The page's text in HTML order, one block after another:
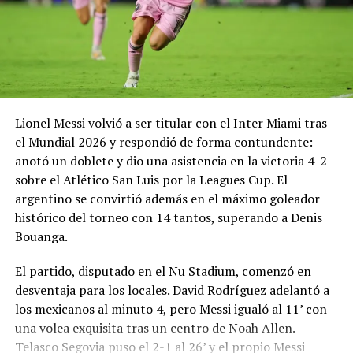
Comparte esto:
Facebook X
Me gusta esto:
Lionel Messi volvió a ser titular con el Inter Miami tras
el Mundial 2026 y respondió de forma contundente:
anotó un doblete y dio una asistencia en la victoria 4-2
sobre el Atlético San Luis por la Leagues Cup. El
argentino se convirtió además en el máximo goleador
histórico del torneo con 14 tantos, superando a Denis
Bouanga.
El partido, disputado en el Nu Stadium, comenzó en
desventaja para los locales. David Rodríguez adelantó a
los mexicanos al minuto 4, pero Messi igualó al 11’ con
una volea exquisita tras un centro de Noah Allen.
Telasco Segovia puso el 2-1 al 26’ y el propio Messi